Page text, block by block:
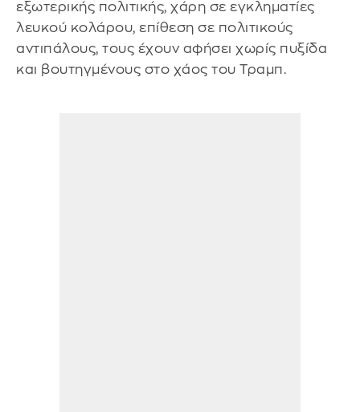
εξωτερικής πολιτικής, χάρη σε εγκληματίες
λευκού κολάρου, επίθεση σε πολιτικούς
αντιπάλους, τους έχουν αφήσει χωρίς πυξίδα
και βουτηγμένους στο χάος του Τραμπ.